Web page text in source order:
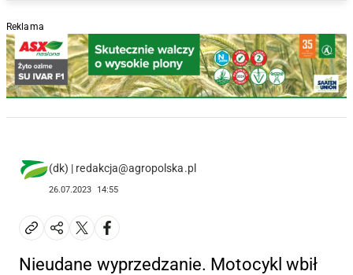
Reklama
(dk) | redakcja@agropolska.pl
26.07.2023 14:55
Nieudane wyprzedzanie. Motocykl wbił